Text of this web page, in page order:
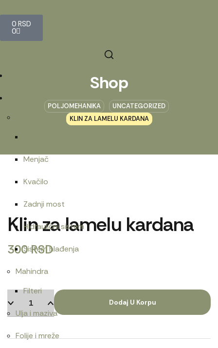
0 RSD
0
Menjač
Kvačilo
Zadnji most
Hidraulični sistem
Sistem hlađenja
Mahindra
Filteri
Ulja i maziva
Folije i mreže
Shop
POLJOMEHANIKA
UNCATEGORIZED
KLIN ZA LAMELU KARDANA
Klin za lamelu kardana
300RSD
Dodaj U Korpu